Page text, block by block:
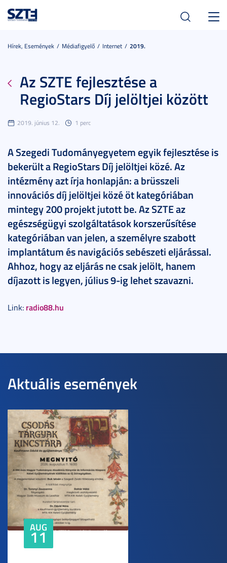
Hírek, Események Médiafigyelő Internet 2019.
Az SZTE fejlesztése a
RegioStars Díj jelöltjei között
2019. június 12. 1 perc
A Szegedi Tudományegyetem egyik fejlesztése is
bekerült a RegioStars Díj jelöltjei közé. Az
intézmény azt írja honlapján: a brüsszeli
innovációs díj jelöltjei közé öt kategóriában
mintegy 200 projekt jutott be. Az SZTE az
egészségügyi szolgáltatások korszerűsítése
kategóriában van jelen, a személyre szabott
implantátum és navigációs sebészeti eljárással.
Ahhoz, hogy az eljárás ne csak jelölt, hanem
díjazott is legyen, július 9-ig lehet szavazni.
Link: radio88.hu
Aktuális események
AUG
11